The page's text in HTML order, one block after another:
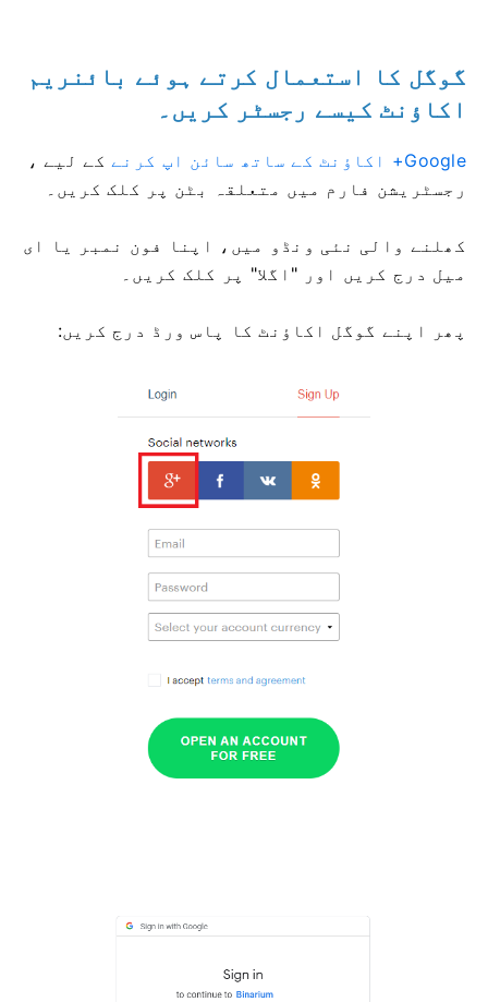
گوگل کا استعمال کرتے ہوئے بائنریم
اکاؤنٹ کیسے رجسٹر کریں۔
Google+ اکاؤنٹ کے ساتھ سائن اپ کرنے کے لیے ،
رجسٹریشن فارم میں متعلقہ بٹن پر کلک کریں۔
کھلنے والی نئی ونڈو میں، اپنا فون نمبر یا ای
میل درج کریں اور "اگلا" پر کلک کریں۔
پھر اپنے گوگل اکاؤنٹ کا پاس ورڈ درج کریں: